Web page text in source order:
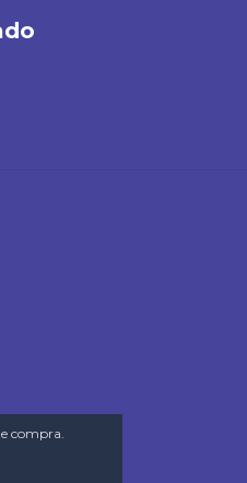
compra.